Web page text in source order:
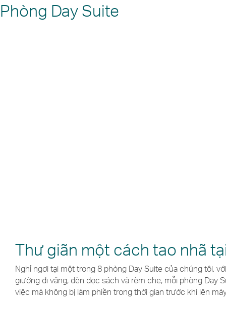
Phòng Day Suite
Thư giãn một cách tao nhã
Nghỉ ngơi tại một trong 8 phòng Day Suite của chúng tôi,
giường đi văng, đèn đọc sách và rèm che, mỗi phòng Day
việc mà không bị làm phiền trong thời gian trước khi lên